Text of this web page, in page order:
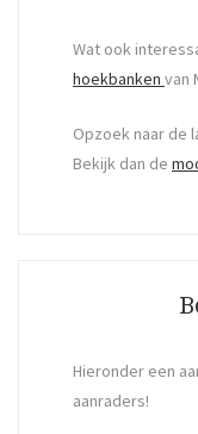
Wat ook
hoekbanken van
Opzoek naar de
Bekijk dan de
Hieronder een
aanraders!